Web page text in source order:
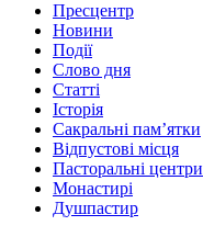
Пресцентр
Новини
Події
Слово дня
Статті
Історія
Сакральні пам’ятки
Відпустові місця
Пасторальні центри
Монастирі
Душпастир